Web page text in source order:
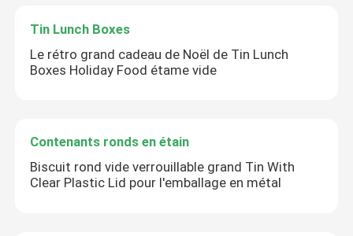
Tin Lunch Boxes
Le rétro grand cadeau de Noël de Tin Lunch
Boxes Holiday Food étame vide
Contenants ronds en étain
Biscuit rond vide verrouillable grand Tin With
Clear Plastic Lid pour l'emballage en métal